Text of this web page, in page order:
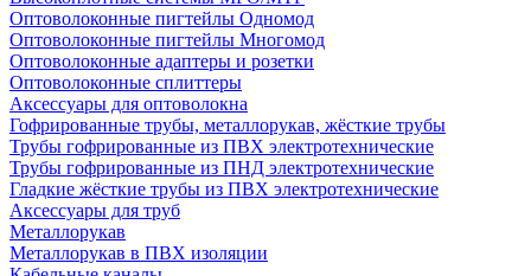
Оптоволоконные пигтейлы Одномод
Оптоволоконные пигтейлы Многомод
Оптоволоконные адаптеры и розетки
Оптоволоконные сплиттеры
Аксессуары для оптоволокна
Гофрированные трубы, металлорукав, жёсткие трубы
Трубы гофрированные из ПВХ электротехнические
Трубы гофрированные из ПНД электротехнические
Гладкие жёсткие трубы из ПВХ электротехнические
Аксессуары для труб
Металлорукав
Металлорукав в ПВХ изоляции